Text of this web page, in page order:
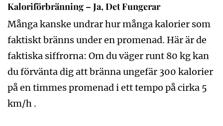
Kaloriförbränning – Ja, Det Fungerar
Många kanske undrar hur många kalorier som
faktiskt bränns under en promenad. Här är de
faktiska siffrorna: Om du väger runt 80 kg kan
du förvänta dig att bränna ungefär 300 kalorier
på en timmes promenad i ett tempo på cirka 5
km/h .